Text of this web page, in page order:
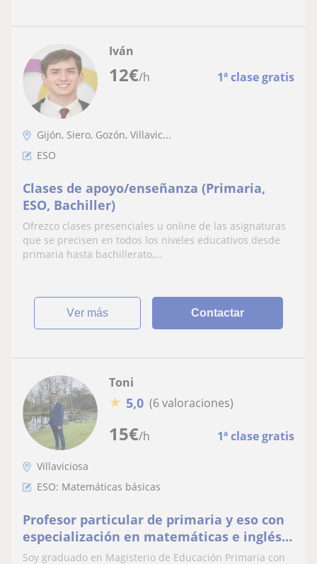
12€/h 1ª clase gratis
Iván
Gijón, Siero, Gozón, Villavic...
ESO
Clases de apoyo/enseñanza (Primaria,
ESO, Bachiller)
Ofrezco clases presenciales u online de las asignaturas
que se precisen en todos los niveles educativos desde
primaria hasta bachillerato,...
ver más Contactar
15€/h 1ª clase gratis
Toni
★ 5,0 (6 valoraciones)
Villaviciosa
ESO: Matemáticas básicas
Profesor particular de primaria y eso con
especialización en matemáticas e inglés.
Con posibilidad de desplazamiento plena
Soy graduado en Magisterio de Educación Primaria con